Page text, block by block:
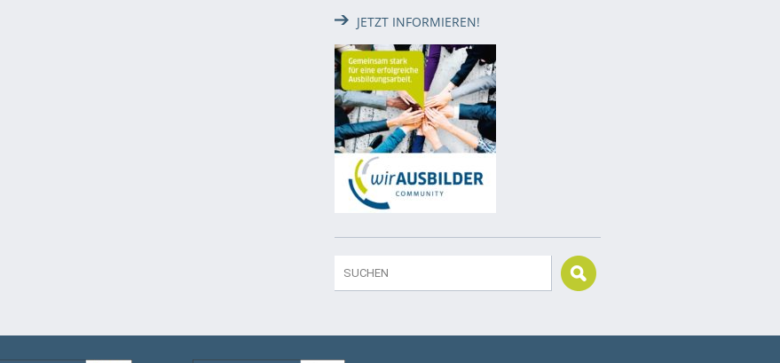
JETZT INFORMIEREN!